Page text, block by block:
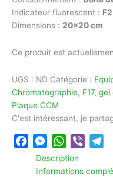
Indicateur fluorescent :
Dimensions : 20×20 cm
Ce produit est
UGS : ND Catégorie :
Chromatographie, F17, gel
Plaque CCM
C'est intéressant, je
FacebookMessenger
WhatsApp
Viber
Description
Informations